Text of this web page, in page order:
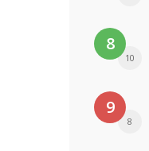
8
10
9
8